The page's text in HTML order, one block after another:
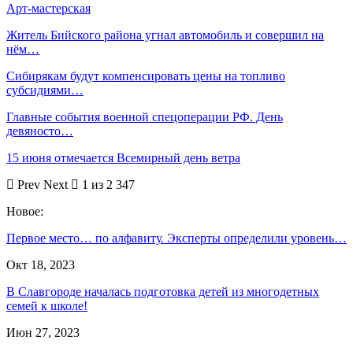
Арт-мастерская
Житель Бийского района угнал автомобиль и совершил на
нём…
Сибирякам будут компенсировать цены на топливо
субсидиями…
Главные события военной спецоперации РФ. День
девяносто…
15 июня отмечается Всемирный день ветра
Prev Next
1 из 2 347
Новое:
Первое место… по алфавиту. Эксперты определили уровень…
Окт 18, 2023
В Славгороде началась подготовка детей из многодетных
семей к школе!
Июн 27, 2023